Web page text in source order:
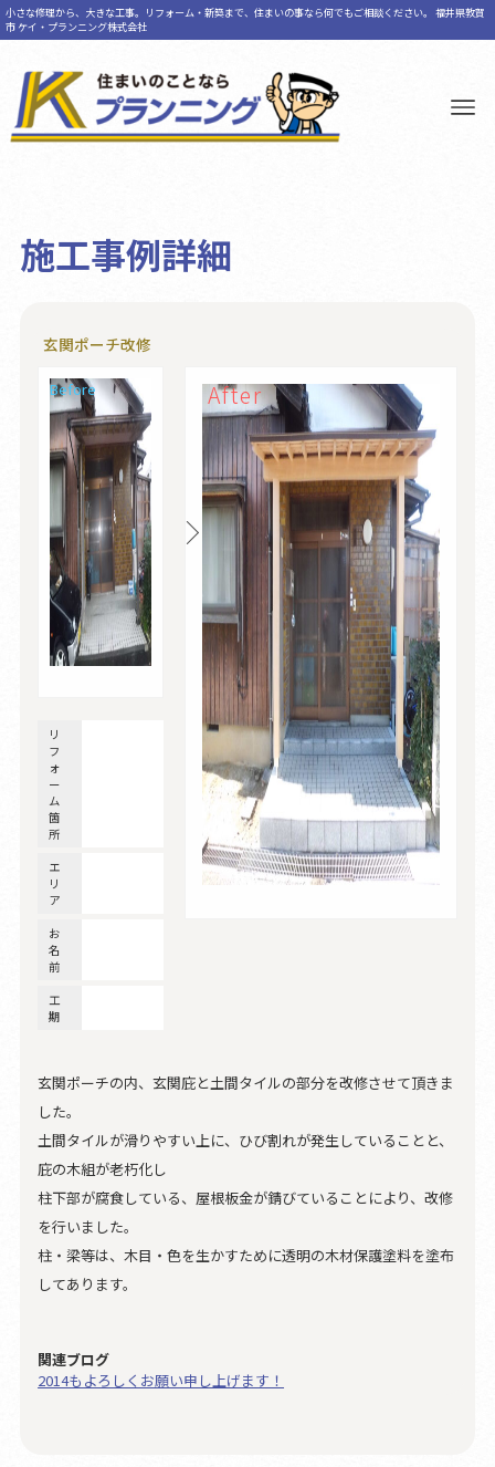
小さな修理から、大きな工事。リフォーム・新築まで、住まいの事なら何でもご相談ください。 福井県敦賀
市 ケイ・プランニング株式会社
施工事例詳細
玄関ポーチ改修
リ
フ
ォ
ー
ム
箇
所
エ
リ
ア
お
名
前
工
期
玄関ポーチの内、玄関庇と土間タイルの部分を改修させて頂きま
した。
土間タイルが滑りやすい上に、ひび割れが発生していることと、
庇の木組が老朽化し
柱下部が腐食している、屋根板金が錆びていることにより、改修
を行いました。
柱・梁等は、木目・色を生かすために透明の木材保護塗料を塗布
してあります。
関連ブログ
2014もよろしくお願い申し上げます！